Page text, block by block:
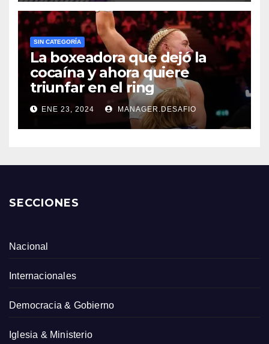
SIN CATEGORÍA
La boxeadora que dejó la
cocaína y ahora quiere
triunfar en el ring​
ENE 23, 2024 MANAGER.DESAFIO
SECCIONES
Nacional
Internacionales
Democracia & Gobierno
Iglesia & Ministerio